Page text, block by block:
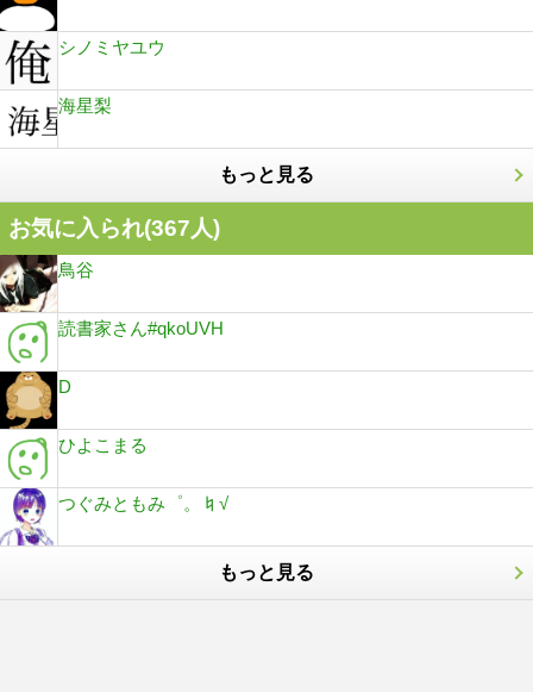
シノミヤユウ
海星梨
もっと見る
お気に入られ(367人)
鳥谷
読書家さん#qkoUVH
D
ひよこまる
つぐみともみ゜。♮√
もっと見る